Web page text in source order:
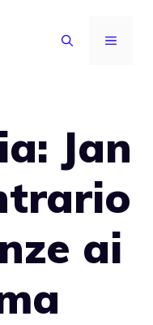
MENU
Jan
ai